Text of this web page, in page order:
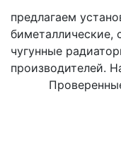
предлагаем
биметаллические,
чугунные
производителей.